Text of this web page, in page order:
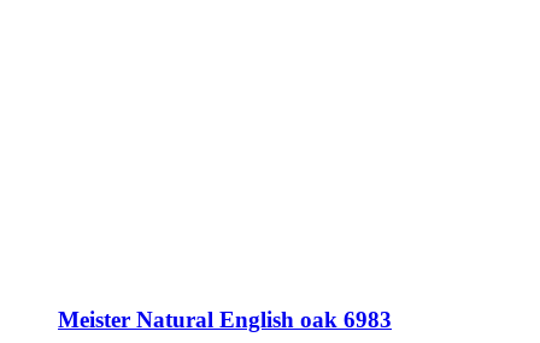
Meister Natural English oak 6983